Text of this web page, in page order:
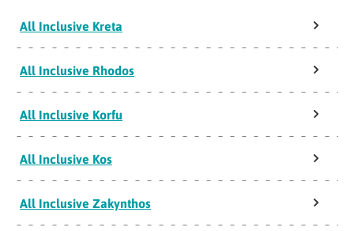
All Inclusive Kreta
All Inclusive Rhodos
All Inclusive Korfu
All Inclusive Kos
All Inclusive Zakynthos